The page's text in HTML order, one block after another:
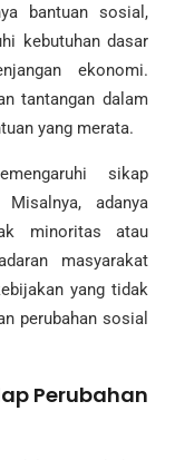
bantuan sosial,
kebutuhan dasar
ekonomi.
tantangan dalam
yang merata.
sikap
adanya
minoritas atau
masyarakat
yang tidak
perubahan sosial
Perubahan